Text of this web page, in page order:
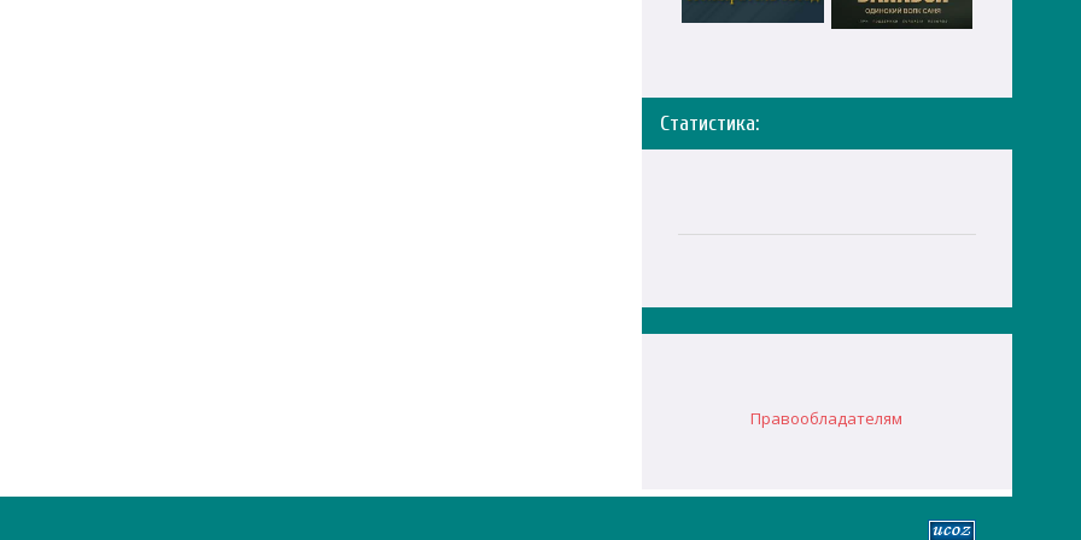
Статистика:
Правообладателям